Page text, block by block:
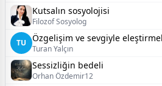
Kutsalın sosyolojisi
Filozof Sosyolog
TU Özgelişim ve sevgiyle
Turan Yalçın
Sessizliğin bedeli
Orhan Özdemir12